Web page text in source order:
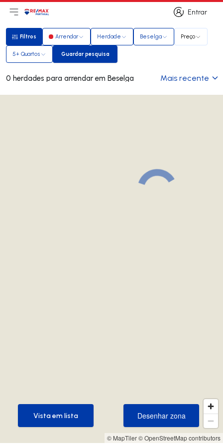
Entrar
Entrar
Abri menu principal
LogoIr para página inicial
Filtros
Filtros Arrendar Herdade Beselga Preço
5+ Quartos Guardar pesquisa
Guardar pesquisa
0 herdades para arrendar em Beselga Mais recente
© MapTiler© OpenStreetMap contributors
Desenhar zona
Desenhar zona
Vista em lista
Vista em lista